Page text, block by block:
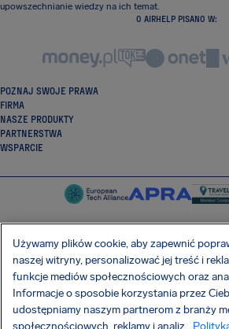
upowszechnianie wiedzy na ich temat.
O AIRHELP PISANO W:
POZNAJ SWOJE PRAWA
FIRMA
NASZE PRODUKTY
PARTNERSTWA
WSPARCIE
SocialFacebook
SocialTwitter
POBIERZ NASZĄ DARMOWĄ
Używamy plików cookie, aby zapewnić
naszej witryny, personalizować jej treść i
funkcje mediów społecznościowych oraz
Informacje o sposobie korzystania przez
udostępniamy naszym partnerom z branży
społecznościowych, reklamy i analiz.